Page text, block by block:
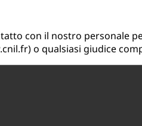
con il nostro personale
o qualsiasi giudice